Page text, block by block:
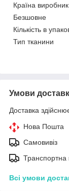
Країна виробник
Безшовне
Кількість в
Тип тканини
Умови
Доставка
Нова Пошта
Самовивіз
Транспортна
Всі умови